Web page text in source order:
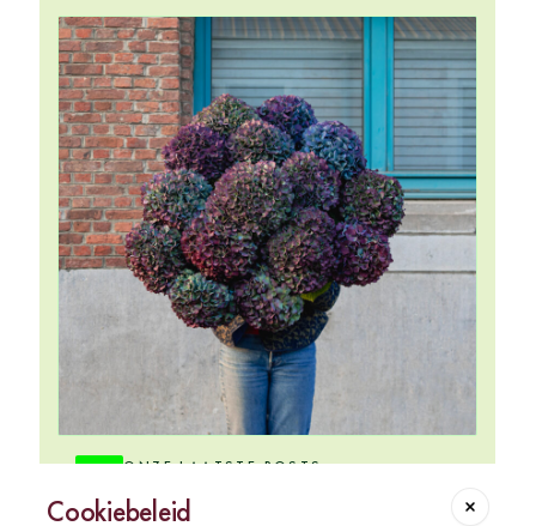
ONZE LAATSTE POSTS
Cookiebeleid